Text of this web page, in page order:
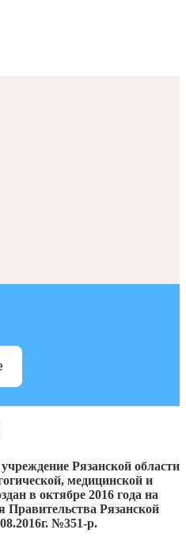
Рязанской области
медицинской и
в октябре 2016года на
Правительства Рязанской
№351-р.